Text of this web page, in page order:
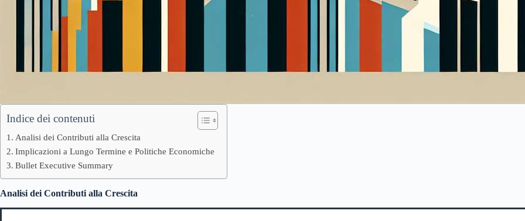
Indice dei contenuti
Analisi dei Contributi alla Crescita
Implicazioni a Lungo Termine e Politiche Economiche
Bullet Executive Summary
Analisi dei Contributi alla Crescita